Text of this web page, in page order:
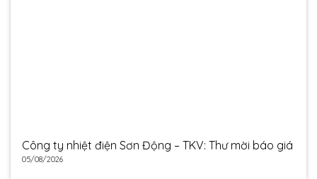
Công ty nhiệt điện Sơn Động – TKV: Thư mời báo giá
05/08/2026